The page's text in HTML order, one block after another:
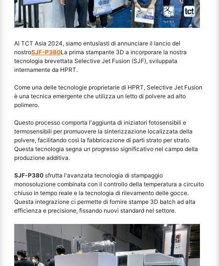
Al TCT Asia 2024, siamo entusiasti di annunciare il lancio del
nostroSJF-P380La prima stampante 3D a incorporare la nostra
tecnologia brevettata Selective Jet Fusion (SJF), sviluppata
internamente da HPRT.
Come una delle tecnologie proprietarie di HPRT, Selective Jet Fusion
è una tecnica emergente che utilizza un letto di polvere ad alto
polimero.
Questo processo comporta l'aggiunta di iniziatori fotosensibili e
termosensibili per promuovere la sinterizzazione localizzata della
polvere, facilitando così la fabbricazione di parti strato per strato.
Questa tecnologia segna un progresso significativo nel campo della
produzione additiva.
SJF-P380 sfrutta l'avanzata tecnologia di stampaggio
monosoluzione combinata con il controllo della temperatura a circuito
chiuso in tempo reale e la tecnologia di rilevamento delle gocce.
Questa integrazione ci permette di fornire stampe 3D batch ad alta
efficienza e precisione, fissando nuovi standard nel settore.